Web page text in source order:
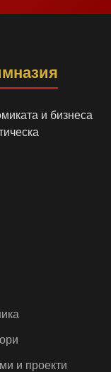
и бизнеса
и проекти